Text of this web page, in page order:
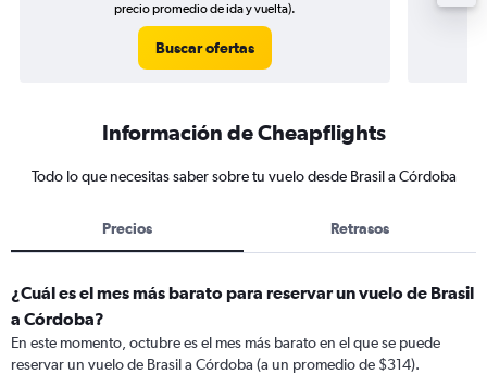
precio promedio de ida y vuelta).
Buscar ofertas
Información de Cheapflights
Todo lo que necesitas saber sobre tu vuelo desde Brasil a Córdoba
Precios Retrasos
¿Cuál es el mes más barato para reservar un vuelo de Brasil
a Córdoba?
En este momento, octubre es el mes más barato en el que se puede
reservar un vuelo de Brasil a Córdoba (a un promedio de $314).